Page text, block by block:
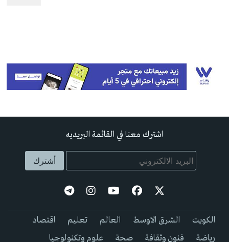
اشترك معنا في القائمة البريديه
الكويت الشرق الاوسط العالم تعليم
اقتصاد
رياضة
فنون وثقافة صحة علوم وتكنولوجيا